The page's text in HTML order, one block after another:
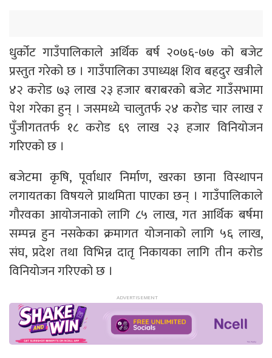
धुर्कोट गाउँपालिकाले अर्थिक बर्ष २०७६-७७ को बजेट
प्रस्तुत गरेको छ । गाउँपालिका उपाध्यक्ष शिव बहदुर खत्रीले
४२ करोड ७३ लाख २३ हजार बराबरको बजेट गाउँसभामा
पेश गरेका हुन् । जसमध्ये चालुतर्फ २४ करोड चार लाख र
पुँजीगततर्फ १८ करोड ६९ लाख २३ हजार विनियोजन
गरिएको छ ।
बजेटमा कृषि, पूर्वाधार निर्माण, खरका छाना विस्थापन
लगायतका विषयले प्राथमिता पाएका छन् । गाउँपालिकाले
गौरवका आयोजनाको लागि ८५ लाख, गत आर्थिक बर्षमा
सम्पन्न हुन नसकेका क्रमागत योजनाको लागि ५६ लाख,
संघ, प्रदेश तथा विभिन्न दातृ निकायका लागि तीन करोड
विनियोजन गरिएको छ ।